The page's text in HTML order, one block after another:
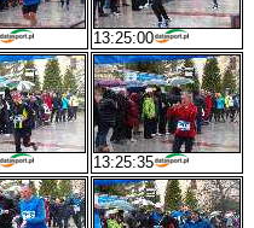
13:25:00
13:25:35